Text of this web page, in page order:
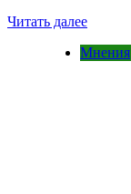
Читать далее
Мнения